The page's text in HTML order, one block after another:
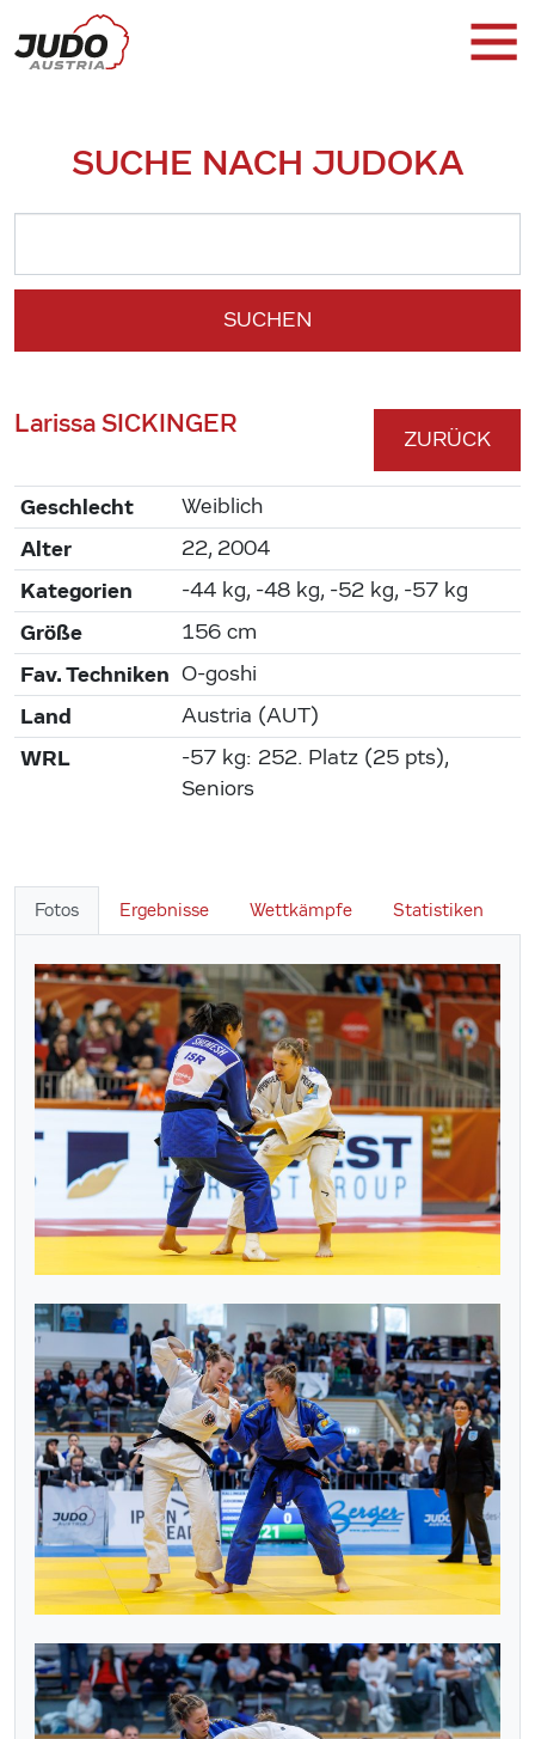
SUCHE NACH JUDOKA
SUCHEN
Larissa SICKINGER
ZURÜCK
Geschlecht Weiblich
Alter 22, 2004
Kategorien -44 kg, -48 kg, -52 kg, -57 kg
Größe 156 cm
Fav. Techniken O-goshi
Land Austria (AUT)
WRL
-57 kg: 252. Platz (25 pts),
Seniors
Fotos Ergebnisse Wettkämpfe Statistiken